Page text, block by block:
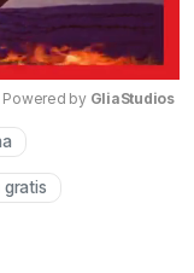
Powered by GliaStudios
gratis